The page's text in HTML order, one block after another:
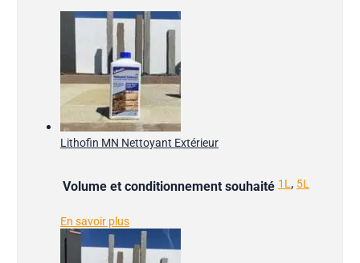
Lithofin MN Nettoyant Extérieur
Volume et conditionnement souhaité 1L , 5L
En savoir plus